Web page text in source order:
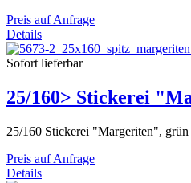
Preis auf Anfrage
Details
Sofort lieferbar
25/160> Stickerei
25/160 Stickerei "Margeriten", grün
Preis auf Anfrage
Details